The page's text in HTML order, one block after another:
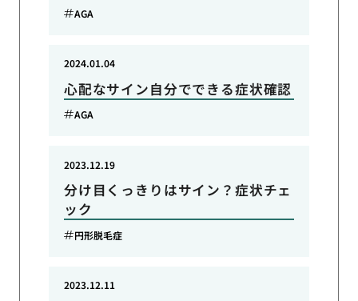
AGA
心配なサイン自分でできる症状確認
2024.01.04
AGA
分け目くっきりはサイン？症状チェ
ック
2023.12.19
円形脱毛症
2023.12.11